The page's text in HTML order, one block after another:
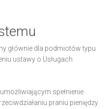
głównie dla podmiotów typu
ustawy o Usługach
spełnienie
praniu pieniędzy